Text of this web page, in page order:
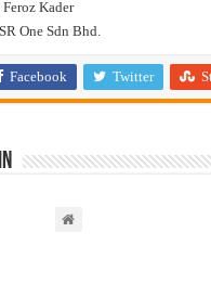
Feroz Kader
SR One Sdn Bhd.
Facebook Twitter